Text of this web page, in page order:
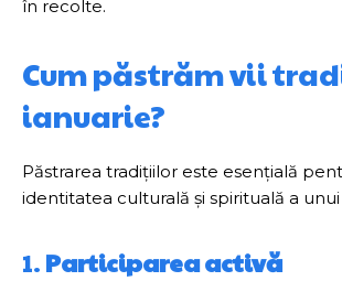
în recolte.
Cum păstrăm vii
ianuarie?
Păstrarea tradițiilor este esențială
identitatea culturală și spirituală a
1. Participarea activă